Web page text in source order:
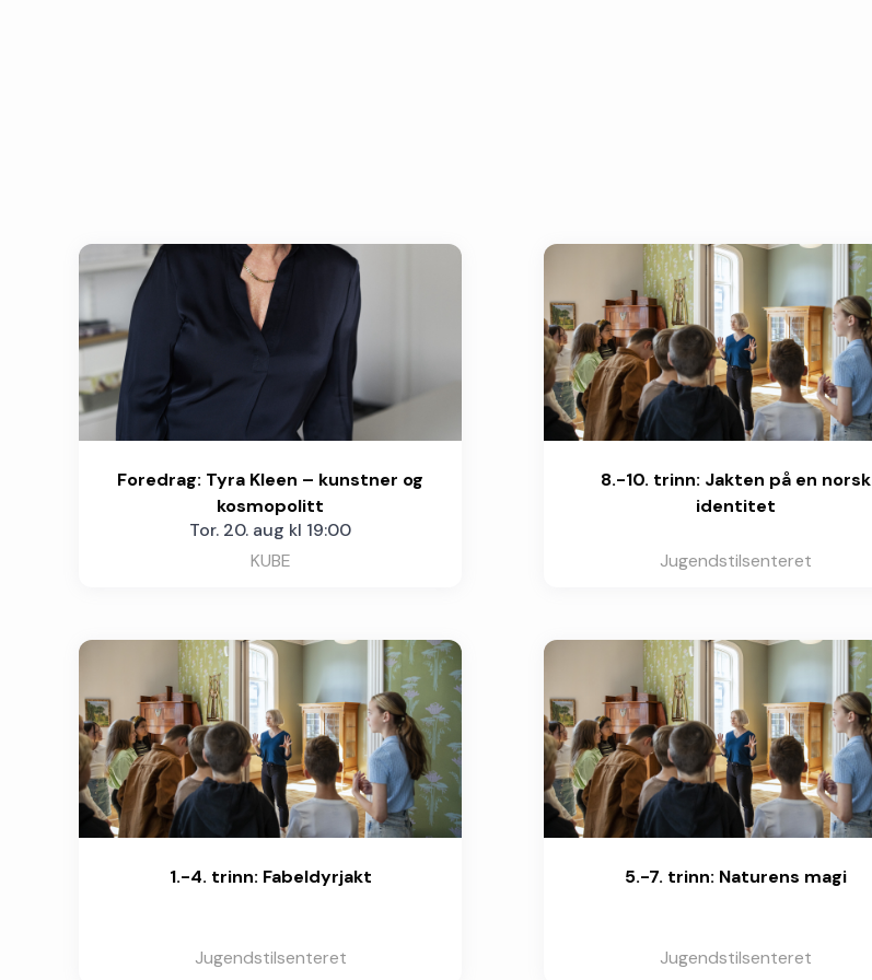
Foredrag: Tyra Kleen – kunstner og
kosmopolitt
Tor. 20. aug kl 19:00
KUBE
8.-10. trinn: Jakten på en norsk
identitet
Jugendstilsenteret
1.-4. trinn: Fabeldyrjakt
Jugendstilsenteret
5.-7. trinn: Naturens magi
Jugendstilsenteret